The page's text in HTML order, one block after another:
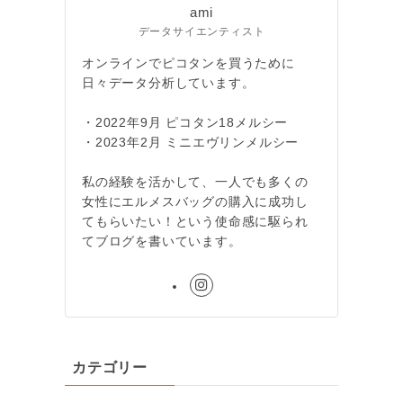
ami
データサイエンティスト
オンラインでピコタンを買うために
日々データ分析しています。
・2022年9月 ピコタン18メルシー
・2023年2月 ミニエヴリンメルシー
私の経験を活かして、一人でも多くの
女性にエルメスバッグの購入に成功し
てもらいたい！という使命感に駆られ
てブログを書いています。
カテゴリー